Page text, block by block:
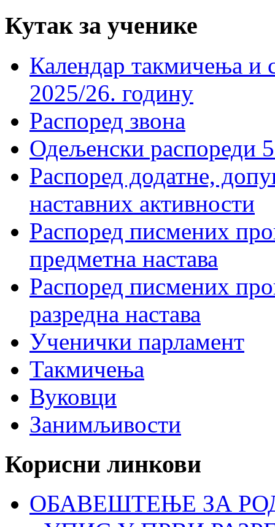
Кутак за ученике
Календар такмичења
2025/26. годину
Распоред звона
Одељенски распореди
Распоред додатне,
наставних активности
Распоред писмених
предметна настава
Распоред писмених
разредна настава
Ученички парламент
Такмичења
Вуковци
Занимљивости
Корисни линкови
ОБАВЕШТЕЊЕ ЗА